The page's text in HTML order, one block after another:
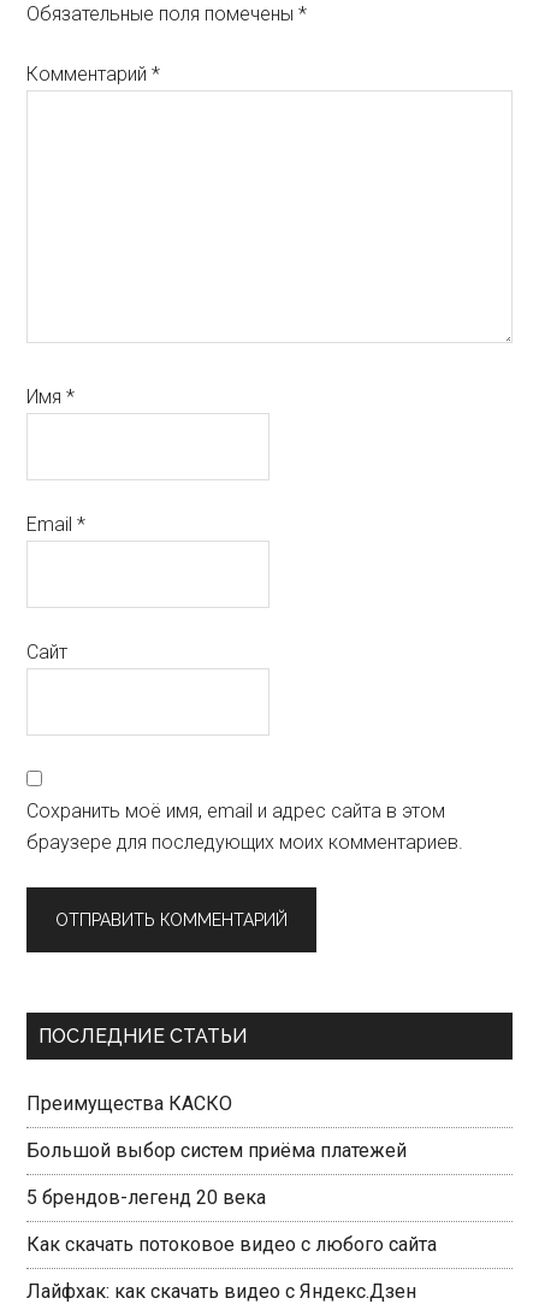
Обязательные поля помечены*
Комментарий*
Имя*
Email*
Сайт
Сохранить моё имя, email и адрес сайта в этом
браузере для последующих моих комментариев.
Primary
ПОСЛЕДНИЕ СТАТЬИ
Преимущества КАСКО
Большой выбор систем приёма платежей
5 брендов-легенд 20 века
Как скачать потоковое видео с любого сайта
Лайфхак: как скачать видео с Яндекс.Дзен